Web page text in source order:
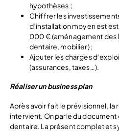
hypothèses ;
Chiffrer les
d’installation moyen est
000 € (aménagement des
dentaire, mobilier) ;
Ajouter les charges
(assurances, taxes…).
Réaliser un
Après avoir fait le prévisionnel, la
intervient. On parle du
dentaire. La présent complet et